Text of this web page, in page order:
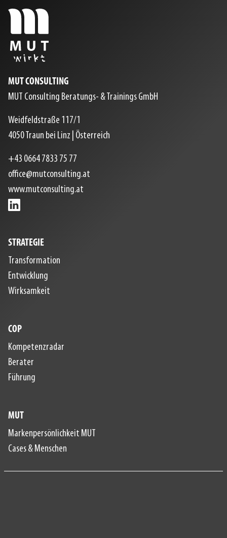
MUT CONSULTING
MUT Consulting Beratungs- & Trainings GmbH
Weidfeldstraße 117/1
4050Traun bei Linz Österreich
+43 0664 7833 75 77
office@mutconsulting.at
www.mutconsulting.at
STRATEGIE
Transformation
Entwicklung
Wirksamkeit
COP
Kompetenzradar
Berater
Führung
MUT
Markenpersönlichkeit MUT
Cases & Menschen